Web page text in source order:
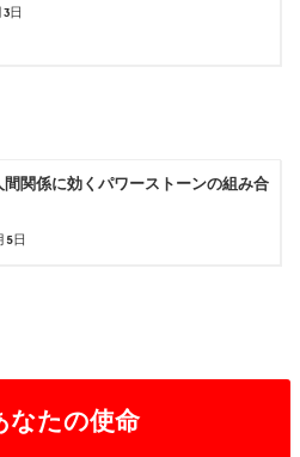
3日
間関係に効くパワーストーンの組み合
5日
なたの使命